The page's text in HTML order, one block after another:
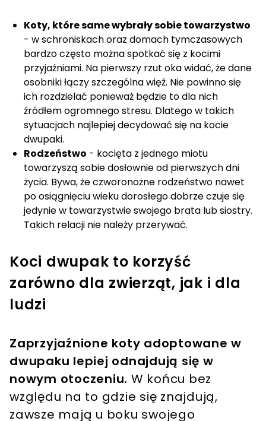
Koty, które same wybrały sobie towarzystwo
- w schroniskach oraz domach tymczasowych
bardzo często można spotkać się z kocimi
przyjaźniami. Na pierwszy rzut oka widać, że dane
osobniki łączy szczególna więź. Nie powinno się
ich rozdzielać ponieważ będzie to dla nich
źródłem ogromnego stresu. Dlatego w takich
sytuacjach najlepiej decydować się na kocie
dwupaki.
Rodzeństwo - kocięta z jednego miotu
towarzyszą sobie dosłownie od pierwszych dni
życia. Bywa, że czworonożne rodzeństwo nawet
po osiągnięciu wieku dorosłego dobrze czuje się
jedynie w towarzystwie swojego brata lub siostry.
Takich relacji nie należy przerywać.
Koci dwupak to korzyść
zarówno dla zwierząt, jak i dla
ludzi
Zaprzyjaźnione koty adoptowane w
dwupaku lepiej odnajdują się w
nowym otoczeniu. W końcu bez
względu na to gdzie się znajdują,
zawsze mają u boku swojego